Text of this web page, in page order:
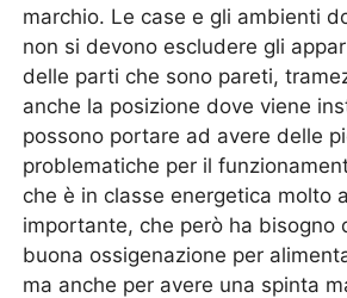
marchio. Le case e gli ambienti
non si devono escludere gli
delle parti che sono pareti,
anche la posizione dove viene
possono portare ad avere delle
problematiche per il
che è in classe energetica molto
importante, che però ha bisogno
buona ossigenazione per
ma anche per avere una spinta